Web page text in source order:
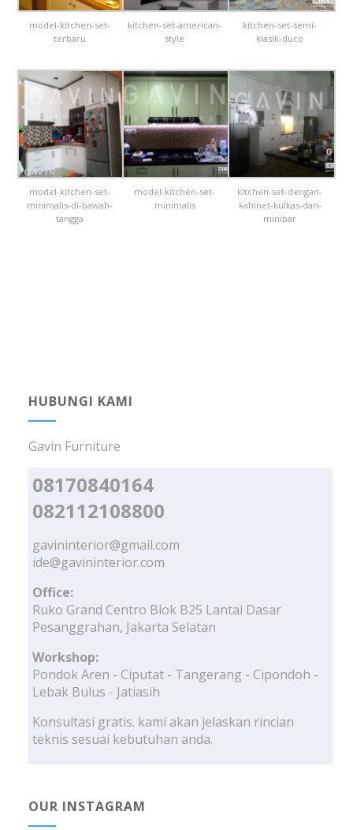
model-kitchen-set-
terbaru
kitchen-set-american-
style
kitchen-set-semi-
klasik-duco
model-kitchen-set-
minimalis-di-bawah-
tangga
model-kitchen-set-
minimalis
kitchen-set-dengan-
kabinet-kulkas-dan-
minibar
HUBUNGI KAMI
Gavin Furniture
08170840164
082112108800
gavininterior@gmail.com
ide@gavininterior.com
Office:
Ruko Grand Centro Blok B25 Lantai Dasar
Pesanggrahan, Jakarta Selatan
Workshop:
Pondok Aren - Ciputat - Tangerang - Cipondoh -
Lebak Bulus - Jatiasih
Konsultasi gratis. kami akan jelaskan rincian
teknis sesuai kebutuhan anda.
OUR INSTAGRAM